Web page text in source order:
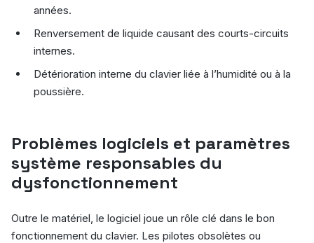
années.
Renversement de liquide causant des courts-circuits
internes.
Détérioration interne du clavier liée à l’humidité ou à la
poussière.
Problèmes logiciels et paramètres
système responsables du
dysfonctionnement
Outre le matériel, le logiciel joue un rôle clé dans le bon
fonctionnement du clavier. Les pilotes obsolètes ou